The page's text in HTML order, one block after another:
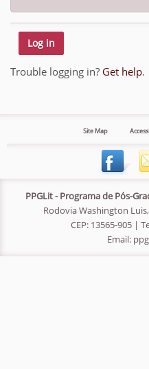
Trouble logging in? Get help.
Site Map
PPGLit - Programa de Pós-
Rodovia Washington Luis,
CEP: 13565-905 |
Email: